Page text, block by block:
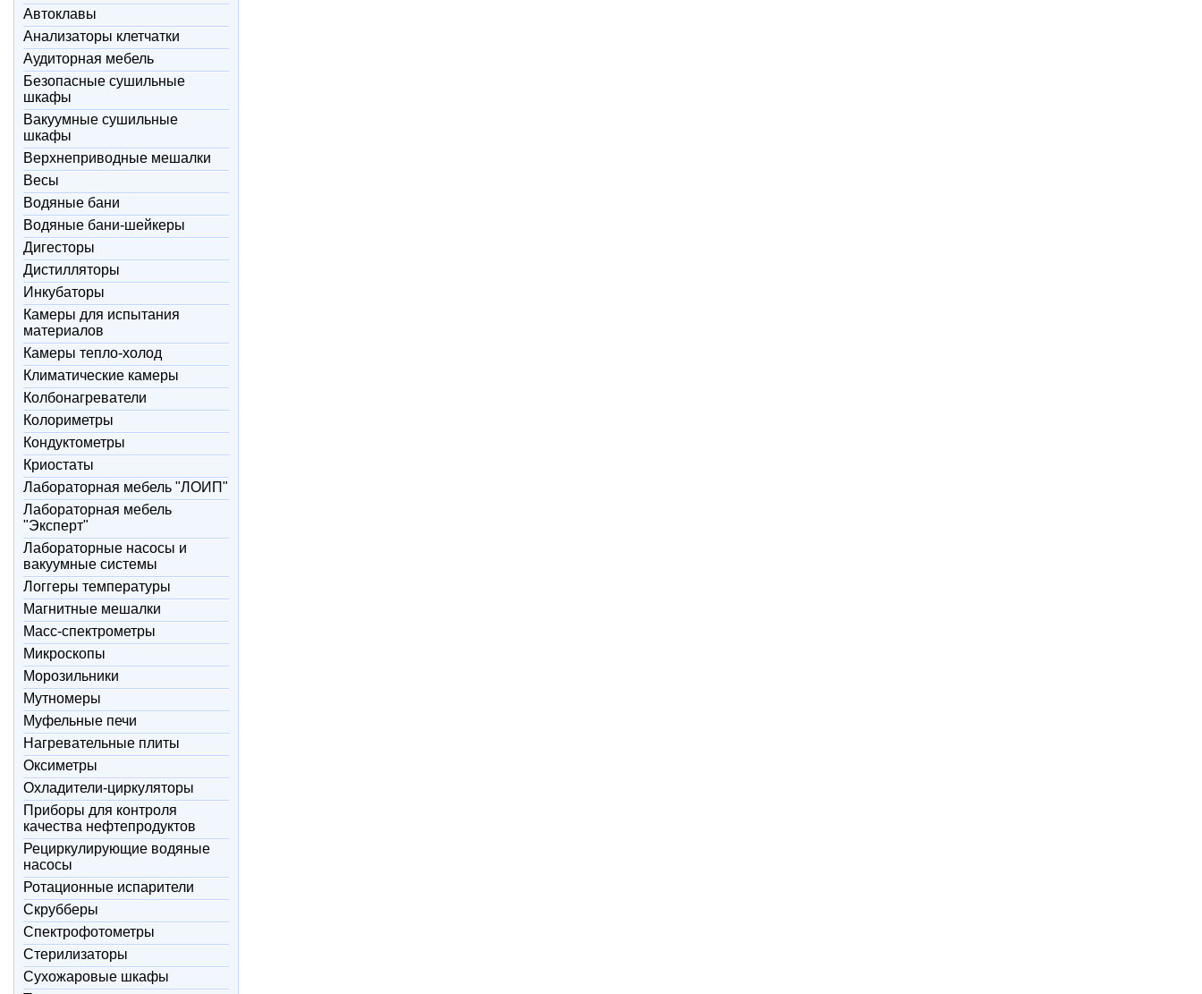
Автоклавы
Анализаторы клетчатки
Аудиторная мебель
Безопасные сушильные
шкафы
Вакуумные сушильные
шкафы
Верхнеприводные мешалки
Весы
Водяные бани
Водяные бани-шейкеры
Дигесторы
Дистилляторы
Инкубаторы
Камеры для испытания
материалов
Камеры тепло-холод
Климатические камеры
Колбонагреватели
Колориметры
Кондуктометры
Криостаты
Лабораторная мебель "ЛОИП"
Лабораторная мебель
"Эксперт"
Лабораторные насосы и
вакуумные системы
Логгеры температуры
Магнитные мешалки
Масс-спектрометры
Микроскопы
Морозильники
Мутномеры
Муфельные печи
Нагревательные плиты
Оксиметры
Охладители-циркуляторы
Приборы для контроля
качества нефтепродуктов
Рециркулирующие водяные
насосы
Ротационные испарители
Скрубберы
Спектрофотометры
Стерилизаторы
Сухожаровые шкафы